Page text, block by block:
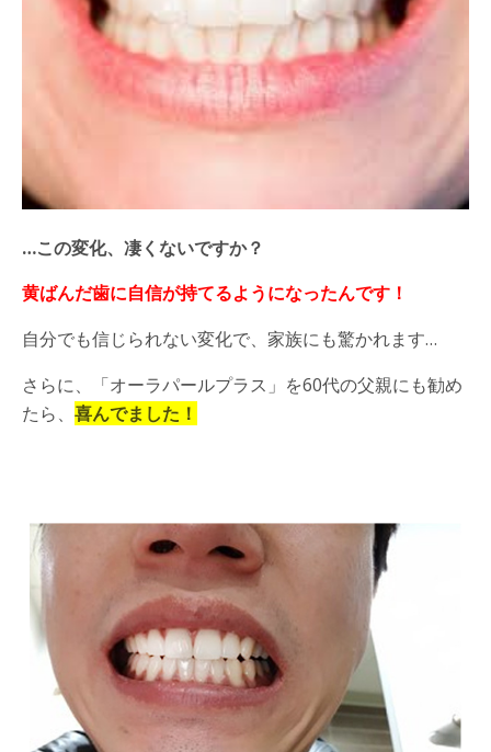
…この変化、凄くないですか？
黄ばんだ歯に自信が持てるようになったんです！
自分でも信じられない変化で、家族にも驚かれます…
さらに、「オーラパールプラス」を60代の父親にも勧め
たら、 喜んでました！